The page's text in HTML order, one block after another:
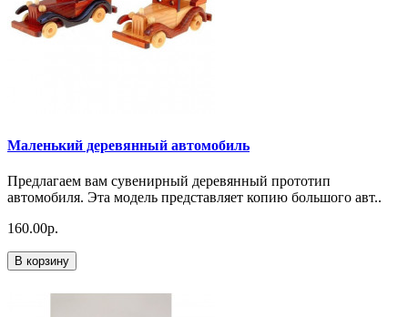
Маленький деревянный автомобиль
Предлагаем вам сувенирный деревянный прототип
автомобиля. Эта модель представляет копию большого авт..
160.00р.
В корзину